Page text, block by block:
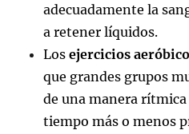
adecuadamente la
a retener líquidos.
Losejercicios
que grandes grupos
de una manera
tiempo más o menos